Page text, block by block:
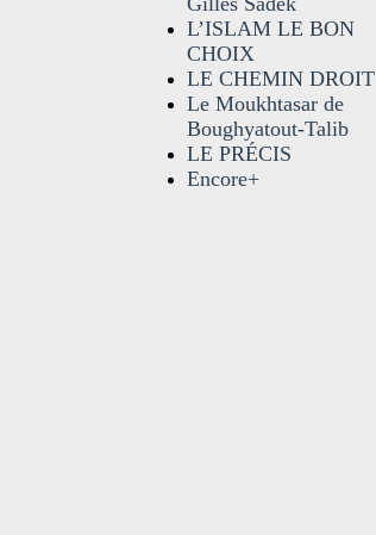
L’ISLAM LE BON
CHOIX
LE CHEMIN DROIT
Le Moukhtasar de
Boughyatout-Talib
LE PRÉCIS
Encore+